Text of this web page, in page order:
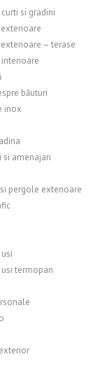
curti si gradini
exterioare
exterioare – terase
interioare
băuturi
inox
si amenajari
si pergole exterioare
usi termopan